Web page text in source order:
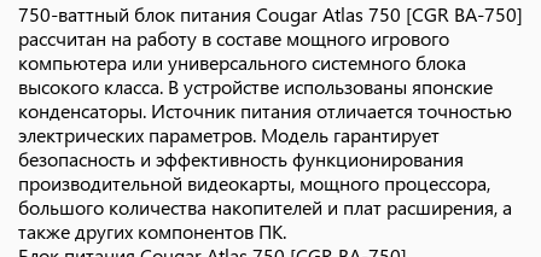
750-ваттный блок питания Cougar Atlas 750 [CGR BA-750]
рассчитан на работу в составе мощного игрового
компьютера или универсального системного блока
высокого класса. В устройстве использованы японские
конденсаторы. Источник питания отличается точностью
электрических параметров. Модель гарантирует
безопасность и эффективность функционирования
производительной видеокарты, мощного процессора,
большого количества накопителей и плат расширения, а
также других компонентов ПК.